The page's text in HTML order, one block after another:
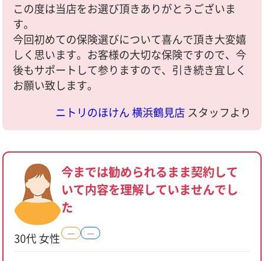
この度は当店をお選び頂きありがとうございま
す。
今回初めての保険選びについて喜んで頂き大変嬉
しく思います。お客様の大切な保険ですので、今
後もサポートして参りますので、引き続き宜しく
お願い致します。
ニトリのほけん 横浜鶴見店 スタッフより
30代 女性
今までは勧められるまま契約して
いて内容を理解していませんでし
た
― ―